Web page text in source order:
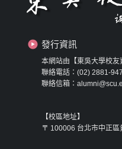
發行資訊
本網站由【東吳大學校
聯絡電話：(02) 2881-
聯絡信箱：
【校區地址】
〒 100006 台北市中正